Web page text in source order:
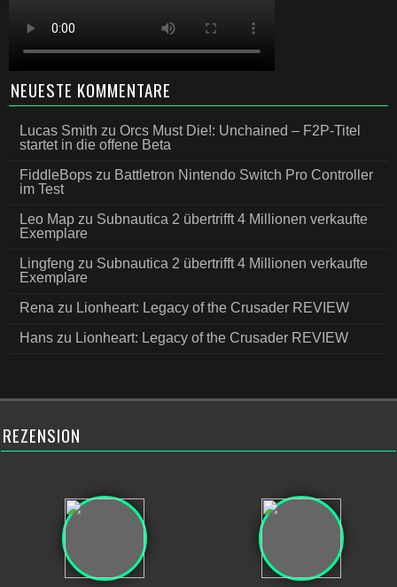
NEUESTE KOMMENTARE
Lucas Smith zu Orcs Must Die!: Unchained – F2P-Titel
startet in die offene Beta
FiddleBops zu Battletron Nintendo Switch Pro Controller
im Test
Leo Map zu Subnautica 2 übertrifft 4 Millionen verkaufte
Exemplare
Lingfeng zu Subnautica 2 übertrifft 4 Millionen verkaufte
Exemplare
Rena zu Lionheart: Legacy of the Crusader REVIEW
Hans zu Lionheart: Legacy of the Crusader REVIEW
REZENSION